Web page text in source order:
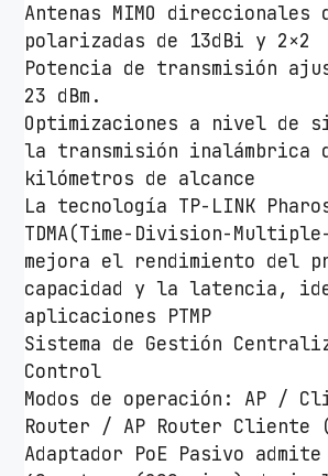
n
k
C
P
E
5
1
0
P
o
E
3
0
0
M
b
p
Antenas MIMO direccionales
polarizadas de 13dBi y 2×2
Potencia de transmisión
23 dBm.
Optimizaciones a nivel de
la transmisión inalámbrica
kilómetros de alcance
La tecnología TP-LINK Pharos
TDMA(Time-Division-
mejora el rendimiento del
capacidad y la latencia,
aplicaciones PTMP
Sistema de Gestión
Control
Modos de operación: AP /
Router / AP Router Cliente
Adaptador PoE Pasivo admite